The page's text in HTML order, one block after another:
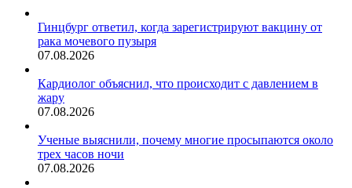
мяса
Гинцбург ответил, когда зарегистрируют вакцину от
рака мочевого пузыря
07.08.2026
Кардиолог объяснил, что происходит с давлением в
жару
07.08.2026
Ученые выяснили, почему многие просыпаются около
трех часов ночи
07.08.2026